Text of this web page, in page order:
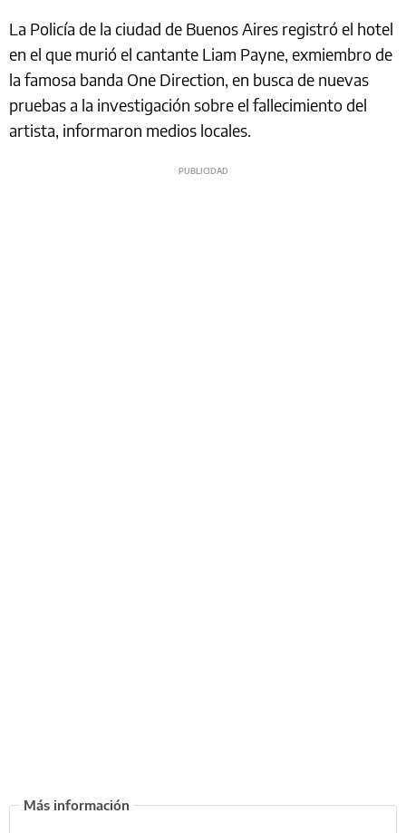
La Policía de la ciudad de Buenos Aires registró el hotel
en el que murió el cantante Liam Payne, exmiembro de
la famosa banda One Direction, en busca de nuevas
pruebas a la investigación sobre el fallecimiento del
artista, informaron medios locales.